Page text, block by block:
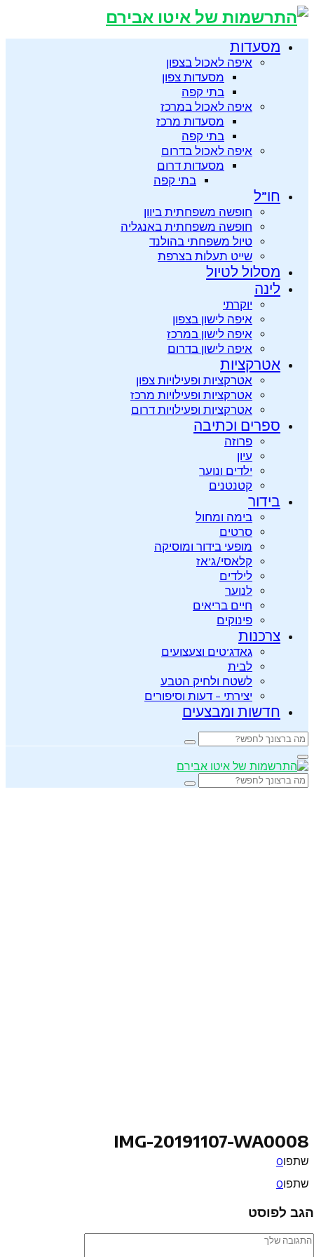
מסעדות
איפה לאכול בצפון
מסעדות צפון
בתי קפה
איפה לאכול במרכז
מסעדות מרכז
בתי קפה
איפה לאכול בדרום
מסעדות דרום
בתי קפה
חו”ל
חופשה משפחתית ביוון
חופשה משפחתית באנגליה
טיול משפחתי בהולנד
שייט תעלות בצרפת
מסלול לטיול
לינה
יוקרתי
איפה לישון בצפון
איפה לישון במרכז
איפה לישון בדרום
אטרקציות
אטרקציות ופעילויות צפון
אטרקציות ופעילויות מרכז
אטרקציות ופעילויות דרום
ספרים וכתיבה
פרוזה
עיון
ילדים ונוער
קטנטנים
בידור
בימה ומחול
סרטים
מופעי בידור ומוסיקה
קלאסי/ג’אז
לילדים
לנוער
חיים בריאים
פינוקים
צרכנות
גאדג’טים וצעצועים
לבית
לשטח ולחיק הטבע
יצירתי – דעות וסיפורים
חדשות ומבצעים
Search
for:
Search
Primary
Menu
Search
for:
Search
IMG-20191107-WA0008
שתפו0
שתפו0
הגב לפוסט